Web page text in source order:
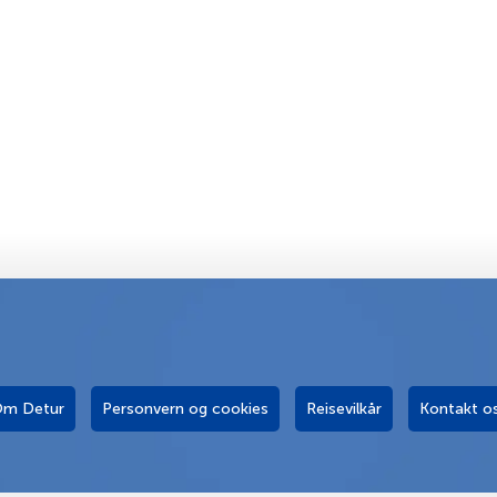
Detur Personvern og cookies Reisevilkår Kontakt